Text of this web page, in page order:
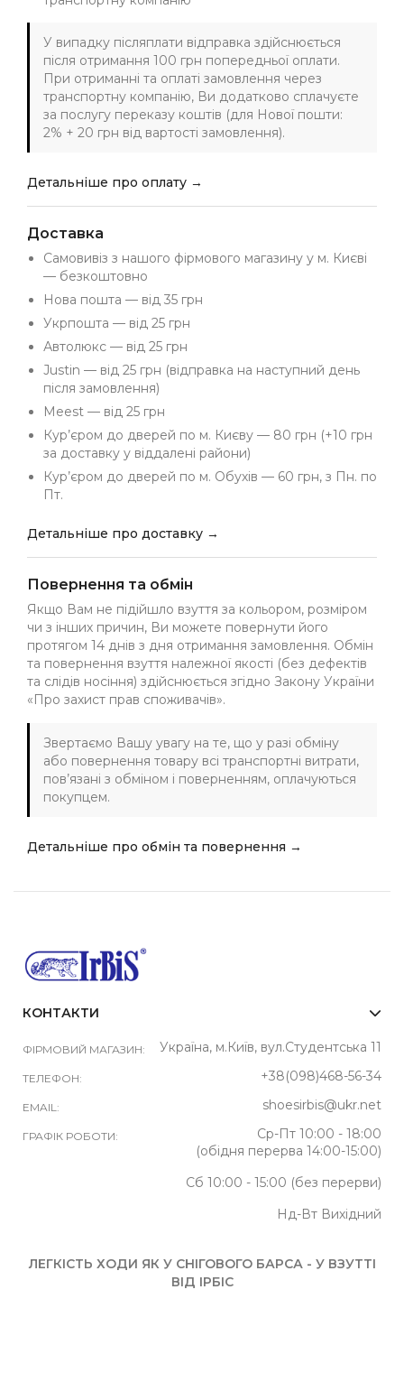
У випадку післяплати відправка здійснюється
після отримання 100 грн попередньої оплати.
При отриманні та оплаті замовлення через
транспортну компанію, Ви додатково сплачуєте
за послугу переказу коштів (для Нової пошти:
2% + 20 грн від вартості замовлення).
Детальніше про оплату →
Доставка
Самовивіз з нашого фірмового магазину у м. Києві
— безкоштовно
Нова пошта — від 35 грн
Укрпошта — від 25 грн
Автолюкс — від 25 грн
Justin — від 25 грн (відправка на наступний день
після замовлення)
Meest — від 25 грн
Кур’єром до дверей по м. Києву — 80 грн (+10 грн
за доставку у віддалені райони)
Кур’єром до дверей по м. Обухів — 60 грн, з Пн. по
Пт.
Детальніше про доставку →
Повернення та обмін
Якщо Вам не підійшло взуття за кольором, розміром
чи з інших причин, Ви можете повернути його
протягом 14 днів з дня отримання замовлення. Обмін
та повернення взуття належної якості (без дефектів
та слідів носіння) здійснюється згідно Закону України
«Про захист прав споживачів».
Звертаємо Вашу увагу на те, що у разі обміну
або повернення товару всі транспортні витрати,
пов’язані з обміном і поверненням, оплачуються
покупцем.
Детальніше про обмін та повернення →
КОНТАКТИ
ФІРМОВИЙ МАГАЗИН: Україна, м.Київ, вул.Студентська 11
ТЕЛЕФОН: +38(098)468-56-34
EMAIL: shoesirbis@ukr.net
ГРАФІК РОБОТИ:
Ср-Пт 10:00 - 18:00
(обідня перерва 14:00-15:00)
Сб 10:00 - 15:00 (без перерви)
Нд-Вт Вихідний
ЛЕГКІСТЬ ХОДИ ЯК У СНІГОВОГО БАРСА - У ВЗУТТІ
ВІД ІРБІС